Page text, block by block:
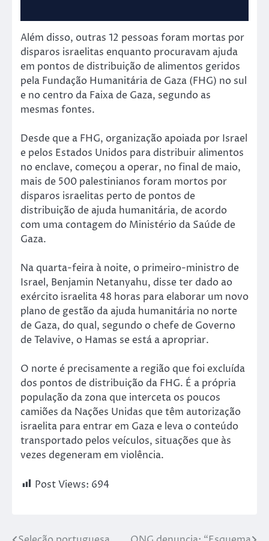
Além disso, outras 12 pessoas foram mortas por
disparos israelitas enquanto procuravam ajuda
em pontos de distribuição de alimentos geridos
pela Fundação Humanitária de Gaza (FHG) no sul
e no centro da Faixa de Gaza, segundo as
mesmas fontes.
Desde que a FHG, organização apoiada por Israel
e pelos Estados Unidos para distribuir alimentos
no enclave, começou a operar, no final de maio,
mais de 500 palestinianos foram mortos por
disparos israelitas perto de pontos de
distribuição de ajuda humanitária, de acordo
com uma contagem do Ministério da Saúde de
Gaza.
Na quarta-feira à noite, o primeiro-ministro de
Israel, Benjamin Netanyahu, disse ter dado ao
exército israelita 48 horas para elaborar um novo
plano de gestão da ajuda humanitária no norte
de Gaza, do qual, segundo o chefe de Governo
de Telavive, o Hamas se está a apropriar.
O norte é precisamente a região que foi excluída
dos pontos de distribuição da FHG. É a própria
população da zona que interceta os poucos
camiões da Nações Unidas que têm autorização
israelita para entrar em Gaza e leva o conteúdo
transportado pelos veículos, situações que às
vezes degeneram em violência.
Post Views: 694